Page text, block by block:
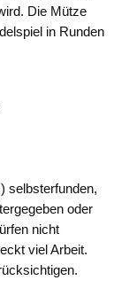
Die Mütze
in Runden
selbsterfunden,
oder
nicht
viel Arbeit.